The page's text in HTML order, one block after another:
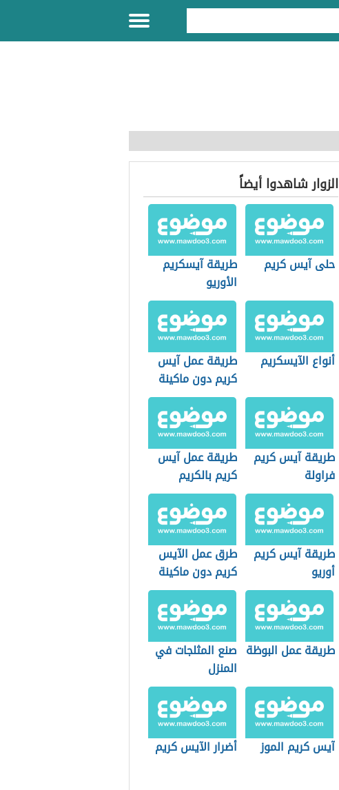
الزوار شاهدوا أيضاً
حلى آيس كريم
طريقة آيسكريم
الأوريو
أنواع الآيسكريم
طريقة عمل آيس
كريم دون ماكينة
طريقة آيس كريم
فراولة
طريقة عمل آيس
كريم بالكريم
شانتيه
طريقة آيس كريم
أوريو
طرق عمل الآيس
كريم دون ماكينة
طريقة عمل البوظة صنع المثلجات في
المنزل
آيس كريم الموز أضرار الآيس كريم